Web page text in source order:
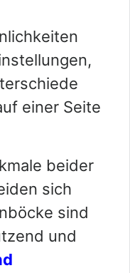
einer Seite
beider
sich
sind
und